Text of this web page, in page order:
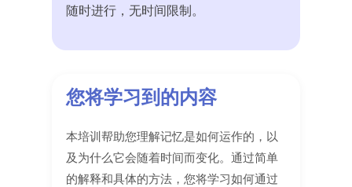
随时进行，无时间限制。
您将学习到的内容
本培训帮助您理解记忆是如何运作的，以
及为什么它会随着时间而变化。通过简单
的解释和具体的方法，您将学习如何通过